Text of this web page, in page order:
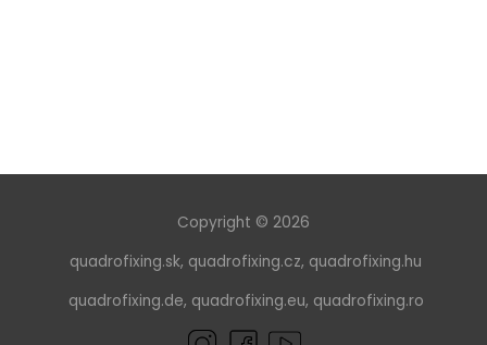
Copyright © 2026
quadrofixing.sk, quadrofixing.cz, quadrofixing.hu
quadrofixing.de, quadrofixing.eu, quadrofixing.ro